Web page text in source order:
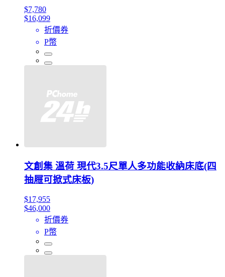
$7,780
$16,099
折價券
P幣
文創集 溫荷 現代3.5尺單人多功能收納床底(四
抽屜可掀式床板)
$17,955
$46,000
折價券
P幣